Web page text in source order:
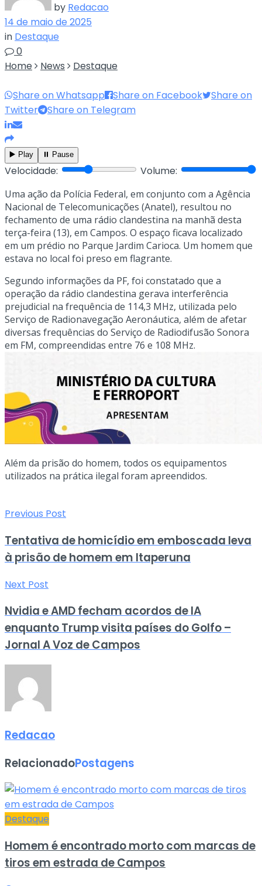
by Redacao
14 de maio de 2025
in Destaque
0
Home
News Destaque
Share on Whatsapp Share on Facebook
Share on
Twitter
Share on Telegram
▶️ Play ⏸️ Pause
Velocidade: Volume:
Uma ação da Polícia Federal, em conjunto com a Agência
Nacional de Telecomunicações (Anatel), resultou no
fechamento de uma rádio clandestina na manhã desta
terça-feira (13), em Campos. O espaço ficava localizado
em um prédio no Parque Jardim Carioca. Um homem que
estava no local foi preso em flagrante.
Segundo informações da PF, foi constatado que a
operação da rádio clandestina gerava interferência
prejudicial na frequência de 114,3 MHz, utilizada pelo
Serviço de Radionavegação Aeronáutica, além de afetar
diversas frequências do Serviço de Radiodifusão Sonora
em FM, compreendidas entre 76 e 108 MHz.
Além da prisão do homem, todos os equipamentos
utilizados na prática ilegal foram apreendidos.
Previous Post
Tentativa de homicídio em emboscada leva
à prisão de homem em Itaperuna
Next Post
Nvidia e AMD fecham acordos de IA
enquanto Trump visita países do Golfo –
Jornal A Voz de Campos
Redacao
RelacionadoPostagens
Destaque
Homem é encontrado morto com marcas de
tiros em estrada de Campos